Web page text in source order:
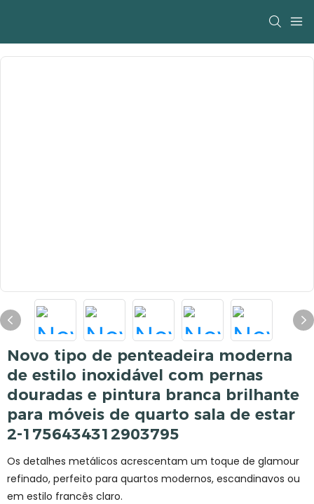
Novo tipo de penteadeira moderna
de estilo inoxidável com pernas
douradas e pintura branca brilhante
para móveis de quarto sala de estar
2-1756434312903795
Os detalhes metálicos acrescentam um toque de glamour
refinado, perfeito para quartos modernos, escandinavos ou
em estilo francês claro.